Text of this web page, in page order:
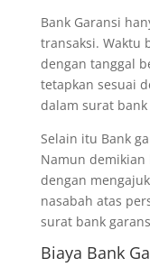
Bank Garansi
transaksi. Waktu
dengan tanggal
tetapkan sesuai
dalam surat
Selain itu Bank
Namun
dengan
nasabah atas
surat bank
Biaya Bank